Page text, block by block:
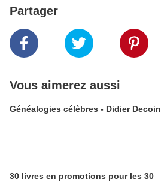
Partager
Vous aimerez aussi
Généalogies célèbres - Didier Decoin
30 livres en promotions pour les 30